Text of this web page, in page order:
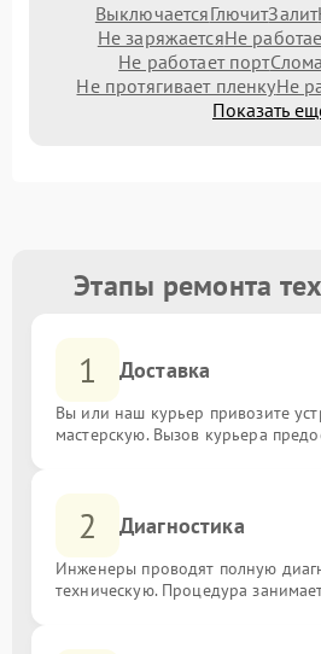
ВыключаетсяГлючитЗалит
Не заряжаетсяНе
Не работает порт
Не протягивает пленкуНе
Показать
Этапы ремонта
1 Доставка
Вы или наш курьер привозите
мастерскую. Вызов курьера
2 Диагностика
Инженеры проводят полную
техническую. Процедура